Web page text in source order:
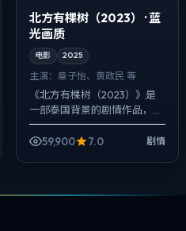
北方有棵树（2023） · 蓝
光画质
电影 2025
主演： 章子怡、黄政民 等
《北方有棵树（2023）》是
一部泰国背景的剧情作品，
2025年公映，由宁浩执导，
章子怡、黄政民、咏梅等主
59,900 7.0 剧情